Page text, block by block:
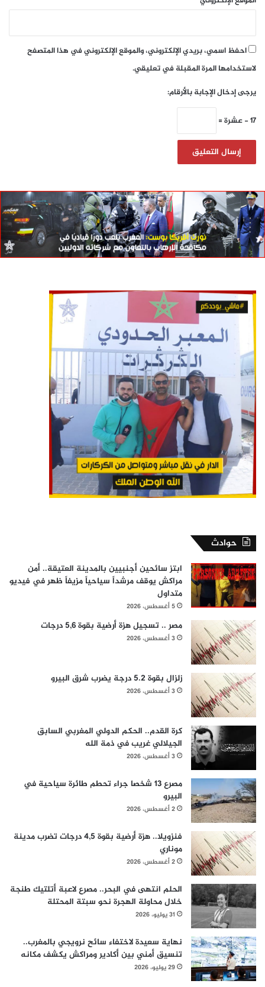
احفظ اسمي، بريدي الإلكتروني، والموقع الإلكتروني في هذا المتصفح
لاستخدامها المرة المقبلة في تعليقي.
يرجى إدخال الإجابة بالأرقام:
17 − عشرة =
حوادث
ابتز سائحين أجنبيين بالمدينة العتيقة.. أمن
مراكش يوقف مرشداً سياحياً مزيفاً ظهر في فيديو
متداول
5 أغسطس، 2026
مصر .. تسجيل هزة أرضية بقوة 5,6 درجات
3 أغسطس، 2026
زلزال بقوة 5.2 درجة يضرب شرق البيرو
3 أغسطس، 2026
كرة القدم.. الحكم الدولي المغربي السابق
الجيلالي غريب في ذمة الله
3 أغسطس، 2026
مصرع 13 شخصا جراء تحطم طائرة سياحية في
البيرو
2 أغسطس، 2026
فنزويلا.. هزة أرضية بقوة 4,5 درجات تضرب مدينة
موناري
2 أغسطس، 2026
الحلم انتهى في البحر.. مصرع لاعبة أتلتيك طنجة
خلال محاولة الهجرة نحو سبتة المحتلة
31 يوليو، 2026
نهاية سعيدة لاختفاء سائح نرويجي بالمغرب..
تنسيق أمني بين أكادير ومراكش يكشف مكانه
29 يوليو، 2026